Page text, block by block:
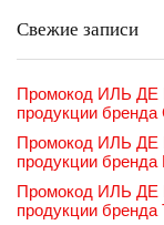
Свежие записи
Промокод ИЛЬ ДЕ
продукции
Промокод ИЛЬ ДЕ
продукции
Промокод ИЛЬ ДЕ
продукции бренда